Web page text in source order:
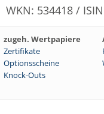
WKN: 534418 /
zugeh. Wertpapiere
Zertifikate
Optionsscheine
Knock-Outs